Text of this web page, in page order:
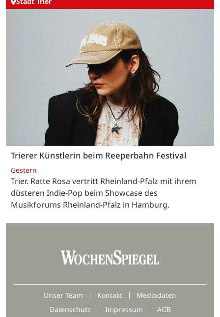
Trierer Künstlerin beim Reeperbahn Festival
Gestern
Trier. Ratte Rosa vertritt Rheinland-Pfalz mit ihrem
düsteren Indie-Pop beim Showcase des
Musikforums Rheinland-Pfalz in Hamburg.
Unser Team Kontakt
Mediadaten
Datenschutz
Impressum AGB